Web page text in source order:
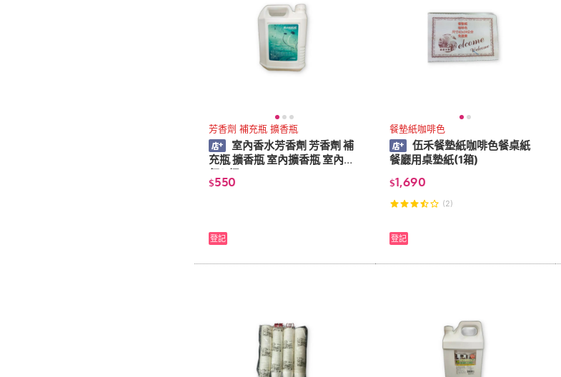
芳香劑 補充瓶 擴香瓶
室內香水芳香劑 芳香劑 補
充瓶 擴香瓶 室內擴香瓶 室內香
氛(1桶)
$550
登記
餐墊紙咖啡色
伍禾餐墊紙咖啡色餐桌紙
餐廳用桌墊紙(1箱)
$1,690
(2)
登記